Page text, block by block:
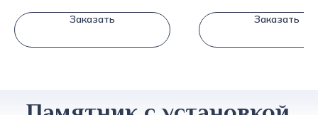
Заказать Заказать